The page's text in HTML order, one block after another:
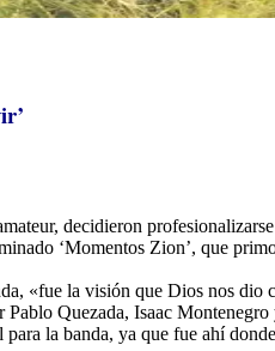
decidieron
‘Momentos Zion’, que
«fue la visión que Dios nos dio
Quezada, Isaac
la banda, ya que fue ahí